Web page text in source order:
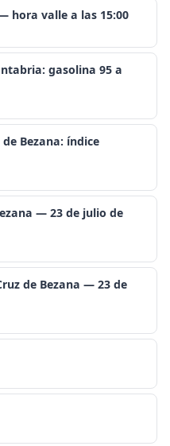
hora valle a las 15:00
gasolina 95 a
Bezana: índice
— 23 de julio de
de Bezana — 23 de